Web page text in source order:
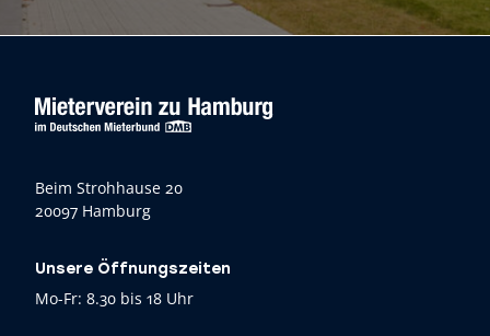
Beim Strohhause 20
20097 Hamburg
Unsere Öffnungszeiten
Mo-Fr: 8.30 bis 18 Uhr